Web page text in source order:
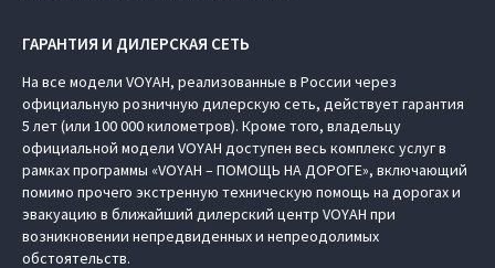
ГАРАНТИЯ И ДИЛЕРСКАЯ СЕТЬ
На все модели VOYAH, реализованные в России через
официальную розничную дилерскую сеть, действует гарантия
5 лет (или 100 000 километров). Кроме того, владельцу
официальной модели VOYAH доступен весь комплекс услуг в
рамках программы «VOYAH – ПОМОЩЬ НА ДОРОГЕ», включающий
помимо прочего экстренную техническую помощь на дорогах и
эвакуацию в ближайший дилерский центр VOYAH при
возникновении непредвиденных и непреодолимых
обстоятельств.